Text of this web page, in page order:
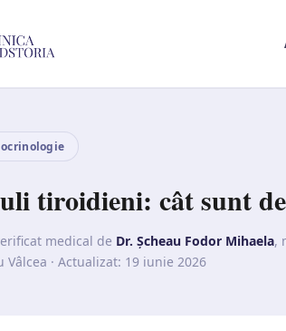
tiroidieni: cât sunt
medical de Dr. Șcheau Fodor Mihaela,
Vâlcea ·Actualizat: 19 iunie 2026